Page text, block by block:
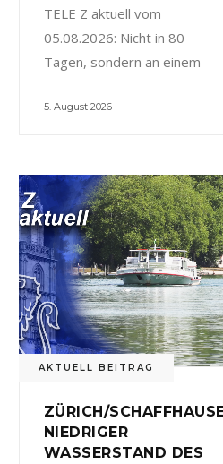
TELE Z aktuell vom
05.08.2026: Nicht in 80
Tagen, sondern an einem
5. August 2026
AKTUELL BEITRAG
ZÜRICH/
NIEDRIGER
WASSERSTAND DES